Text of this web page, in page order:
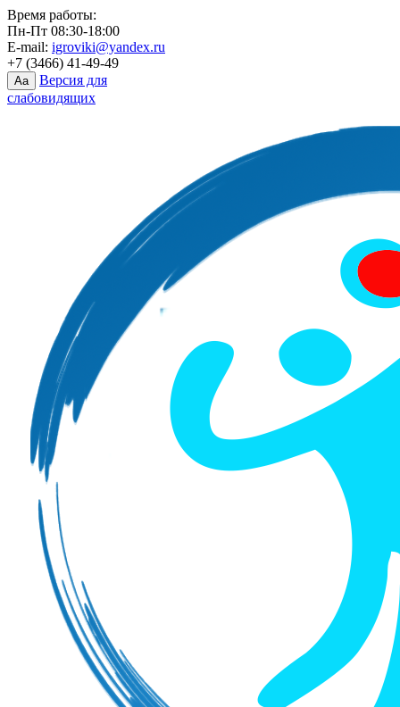
Время работы:
Пн-Пт 08:30-18:00
E-mail: igroviki@yandex.ru
+7 (3466) 41-49-49
Aa
Версия для
слабовидящих